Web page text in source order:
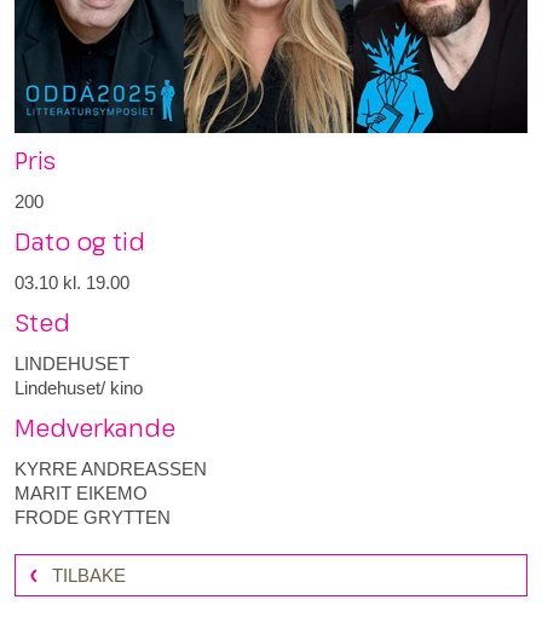
Pris
200
Dato og tid
03.10 kl. 19.00
Sted
LINDEHUSET
Lindehuset/ kino
Medverkande
KYRRE ANDREASSEN
MARIT EIKEMO
FRODE GRYTTEN
TILBAKE